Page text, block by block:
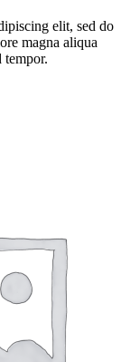
elit, sed do
magna aliqua
tempor.